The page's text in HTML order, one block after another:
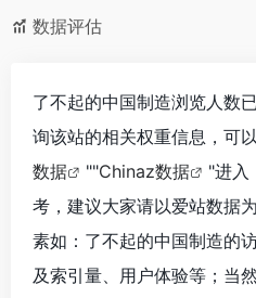
数据评估
了不起的中国制造浏览人数
询该站的相关权重信息，可
数据
""Chinaz数据
"进入
考，建议大家请以爱站数据
素如：了不起的中国制造的
及索引量、用户体验等；当